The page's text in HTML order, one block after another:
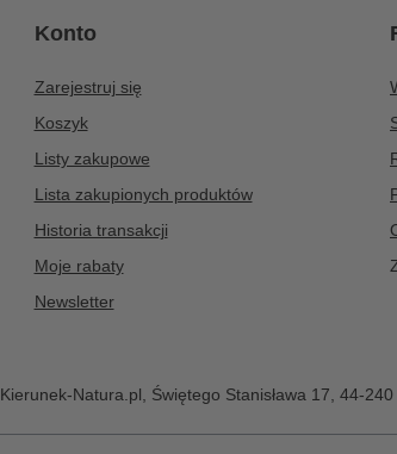
Konto
Zarejestruj się
Koszyk
Listy zakupowe
Lista zakupionych produktów
Historia transakcji
Moje rabaty
Newsletter
Kierunek-Natura.pl Świętego Stanisława 17 44-240